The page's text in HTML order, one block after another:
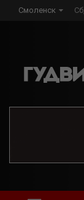
Смоленск